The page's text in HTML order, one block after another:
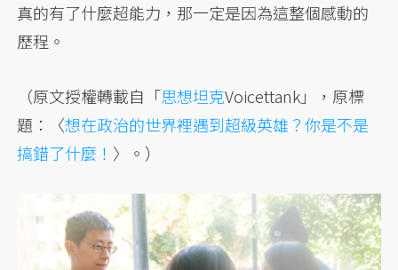
真的有了什麼超能力，那一定是因為這整個感動的
歷程。
（原文授權轉載自「思想坦克Voicettank」，原標
題：〈想在政治的世界裡遇到超級英雄？你是不是
搞錯了什麼！ 〉。）